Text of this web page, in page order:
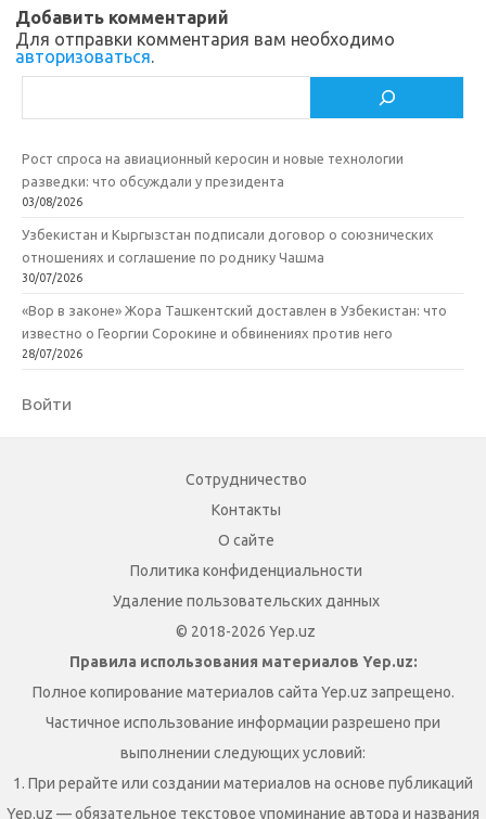
ik
i
ь
Добавить комментарий
Для отправки комментария вам необходимо
авторизоваться.
Рост спроса на авиационный керосин и новые технологии
разведки: что обсуждали у президента
03/08/2026
Узбекистан и Кыргызстан подписали договор о союзнических
отношениях и соглашение по роднику Чашма
30/07/2026
«Вор в законе» Жора Ташкентский доставлен в Узбекистан: что
известно о Георгии Сорокине и обвинениях против него
28/07/2026
Войти
Сотрудничество
Контакты
О сайте
Политика конфиденциальности
Удаление пользовательских данных
© 2018-2026 Yep.uz
Правила использования материалов Yep.uz:
Полное копирование материалов сайта Yep.uz запрещено.
Частичное использование информации разрешено при
выполнении следующих условий:
1. При рерайте или создании материалов на основе публикаций
Yep.uz — обязательное текстовое упоминание автора и названия